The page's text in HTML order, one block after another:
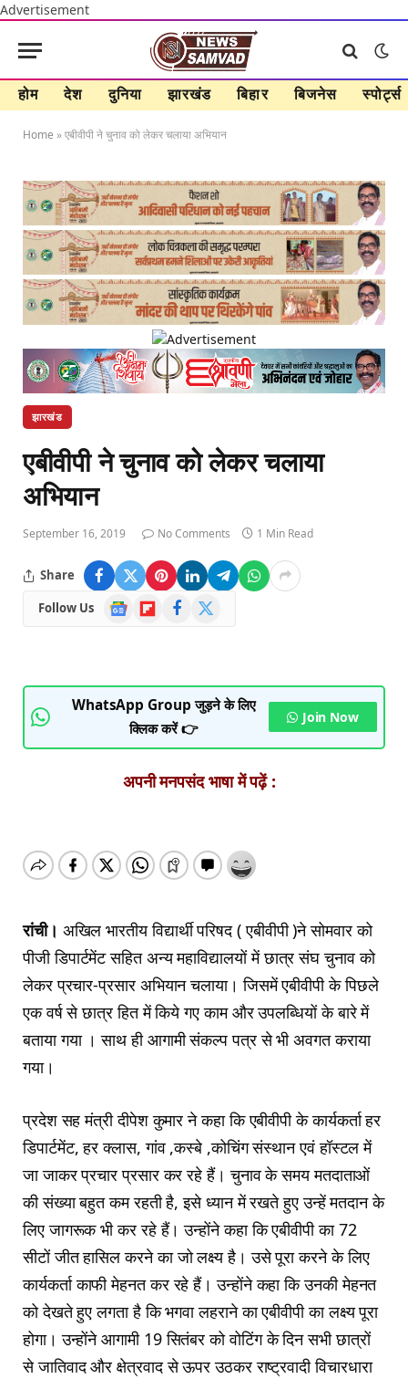
Advertisement
होम देश दुनिया झारखंड बिहार बिजनेस स्पोर्ट्स
Home »एबीवीपी ने चुनाव को लेकर चलाया अभियान
झारखंड
एबीवीपी ने चुनाव को लेकर चलाया
अभियान
September 16, 2019 No Comments 1 Min Read
Share
Follow Us
Google
News
FlipboardFacebook
WhatsApp Group जुड़ने के लिए
क्लिक करें 👉
Join Now
अपनी मनपसंद भाषा में पढ़ें :
रांची। अखिल भारतीय विद्यार्थी परिषद ( एबीवीपी )ने सोमवार को
पीजी डिपार्टमेंट सहित अन्य महाविद्यालयों में छात्र संघ चुनाव को
लेकर प्रचार-प्रसार अभियान चलाया। जिसमें एबीवीपी के पिछले
एक वर्ष से छात्र हित में किये गए काम और उपलब्धियों के बारे में
बताया गया । साथ ही आगामी संकल्प पत्र से भी अवगत कराया
गया।
प्रदेश सह मंत्री दीपेश कुमार ने कहा कि एबीवीपी के कार्यकर्ता हर
डिपार्टमेंट, हर क्लास, गांव ,कस्बे ,कोचिंग संस्थान एवं हॉस्टल में
जा जाकर प्रचार प्रसार कर रहे हैं। चुनाव के समय मतदाताओं
की संख्या बहुत कम रहती है, इसे ध्यान में रखते हुए उन्हें मतदान के
लिए जागरूक भी कर रहे हैं। उन्होंने कहा कि एबीवीपी का 72
सीटों जीत हासिल करने का जो लक्ष्य है। उसे पूरा करने के लिए
कार्यकर्ता काफी मेहनत कर रहे हैं। उन्होंने कहा कि उनकी मेहनत
को देखते हुए लगता है कि भगवा लहराने का एबीवीपी का लक्ष्य पूरा
होगा। उन्होंने आगामी 19 सितंबर को वोटिंग के दिन सभी छात्रों
से जातिवाद और क्षेत्रवाद से ऊपर उठकर राष्ट्रवादी विचारधारा